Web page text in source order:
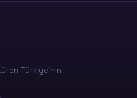
olmadan
Türkiye'nin